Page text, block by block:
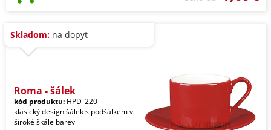
Skladom: na dopyt
Roma - šálek
kód produktu: HPD_220
klasický design šálek s podšálkem v
široké škále barev